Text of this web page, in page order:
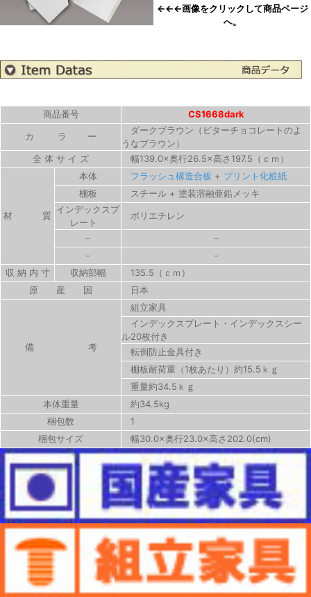
←←←画像をクリックして商品ページ
へ。
商品番号
CS1668dark
カ ラ ー
ダークブラウン（ビターチョコレートのよ
うなブラウン）
全 体 サ イ ズ
幅139.0×奥行26.5×高さ197.5（ｃｍ）
材 質
本体 フラッシュ構造合板 + プリント化粧紙
棚板
スチール + 塗装溶融亜鉛メッキ
インデックスプ
レート
ポリエチレン
－
－
－
－
収 納 内 寸
収納部幅
135.5（ｃｍ）
原 産 国
日本
備 考
組立家具
インデックスプレート・インデックスシー
ル20枚付き
転倒防止金具付き
棚板耐荷重（1枚あたり）約15.5ｋｇ
重量約34.5ｋｇ
本体重量
約34.5kg
梱包数
1
梱包サイズ
幅30.0×奥行23.0×高さ202.0(cm)